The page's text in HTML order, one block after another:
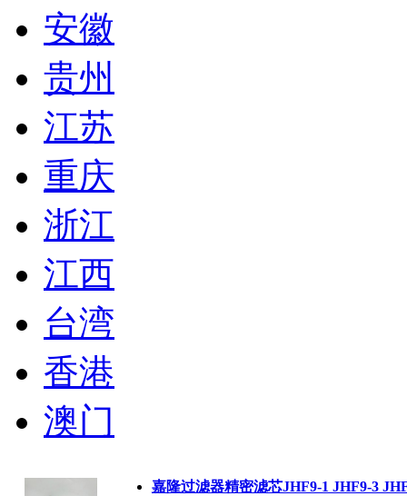
安徽
贵州
江苏
重庆
浙江
江西
台湾
香港
澳门
嘉隆过滤器精密滤芯JHF9-1 JHF9-3